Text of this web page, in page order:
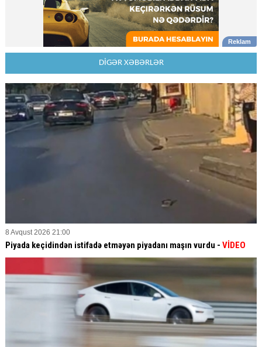
DİGƏR XƏBƏRLƏR
8 Avqust 2026 21:00
Piyada keçidindən istifadə etməyən piyadanı maşın vurdu - VİDEO